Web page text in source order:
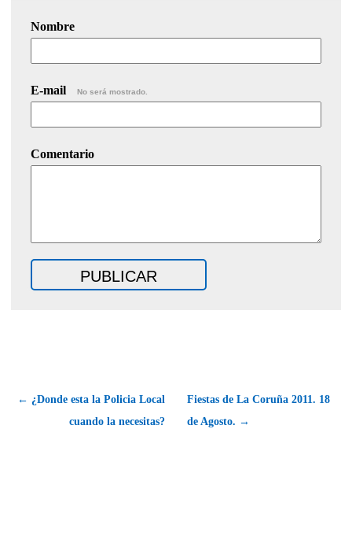
Nombre
E-mail No será mostrado.
Comentario
← ¿Donde esta la Policia Local
cuando la necesitas?
Fiestas de La Coruña 2011. 18
de Agosto. →